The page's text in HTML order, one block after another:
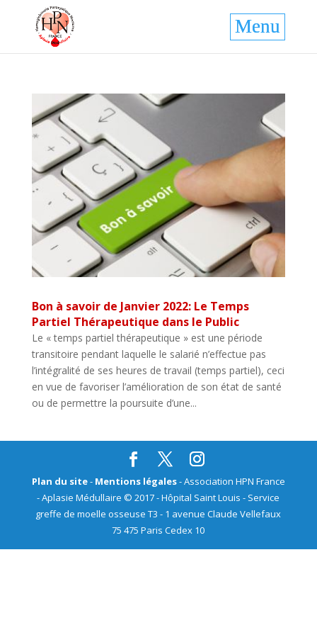
Bon à savoir de Janvier 2022: Le Temps
Partiel Thérapeutique dans le Public
Le « temps partiel thérapeutique » est une période
transitoire pendant laquelle le salarié n’effectue pas
l’intégralité de ses heures de travail (temps partiel), ceci
en vue de favoriser l’amélioration de son état de santé
ou de permettre la poursuite d’une...
Plan du site- Mentions légales- Association HPN France
- Aplasie Médullaire © 2017 - Hôpital Saint Louis - Service
greffe de moelle osseuse T3 - 1 avenue Claude Vellefaux
75 475 Paris Cedex 10